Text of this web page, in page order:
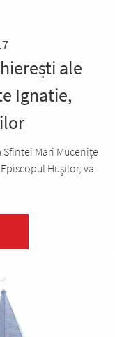
ale
Ignatie,
Mari Mucenițe
Hușilor, va